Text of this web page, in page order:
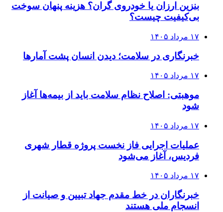
بنزین ارزان یا خودروی گران؟ هزینه پنهان سوخت
بی‌کیفیت چیست؟
۱۷ مرداد ۱۴۰۵
خبرنگاری در سلامت؛ دیدن انسان پشت آمارها
۱۷ مرداد ۱۴۰۵
موهبتی: اصلاح نظام سلامت باید از بیمه‌ها آغاز
شود
۱۷ مرداد ۱۴۰۵
عملیات اجرایی فاز نخست پروژه قطار شهری
فردیس، آغاز می‌شود
۱۷ مرداد ۱۴۰۵
خبرنگاران در خط مقدم جهاد تبیین و صیانت از
انسجام ملی هستند